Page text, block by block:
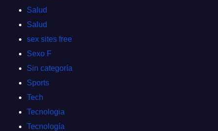
Salud
Salud
sex sites free
Sexo F
Sin categoría
Sports
Tech
Tecnologia
Tecnología